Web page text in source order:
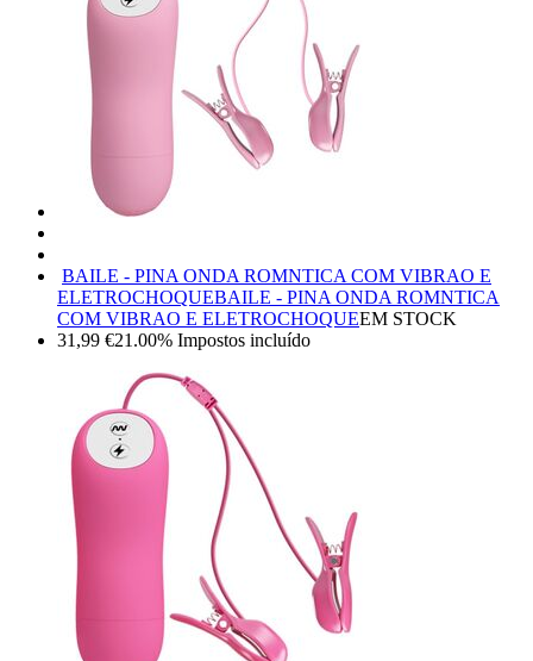
BAILE - PINA ONDA ROMNTICA COM VIBRAO E
ELETROCHOQUEBAILE - PINA ONDA ROMNTICA
COM VIBRAO E ELETROCHOQUEEM STOCK
31,99 €21.00% Impostos incluído